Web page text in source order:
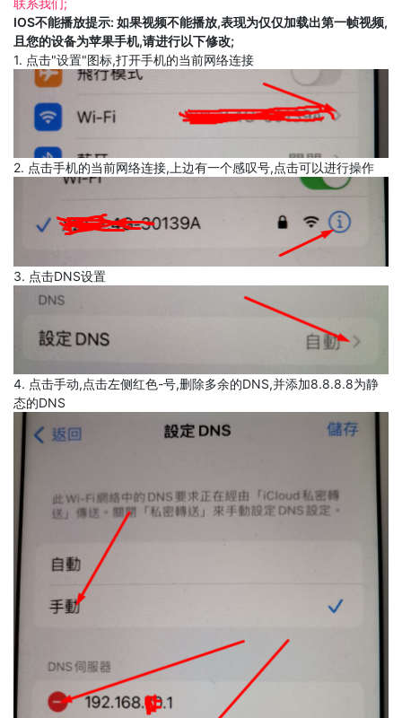
IOS不能播放提示: 如果视频不能播放,表现为仅仅加载出第一帧视频,
且您的设备为苹果手机,请进行以下修改;
1. 点击"设置"图标,打开手机的当前网络连接
2. 点击手机的当前网络连接,上边有一个感叹号,点击可以进行操作
3. 点击DNS设置
4. 点击手动,点击左侧红色-号,删除多余的DNS,并添加8.8.8.8为静
态的DNS